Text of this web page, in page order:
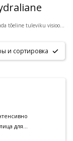
SVR kaubamärgi taga seisva ettevõtte kirg ja missioon on ehitada tõeline tuleviku visiooniga kosmeetikafirma. SVR Laboratories on sõltumatu Prantsuse ettevõte, mis asub Pariisist lõuna pool. SVR on 50 aasta jooksul välja töötanud ja tootnud uuenduslikke nahakosmeetilisi nahahooldustooteid, mida soovitavad tervishoiutöötajad ning mida müüakse apteekides enam kui 50 riigis. SVR on keskmise suurusega ettevõte. Kümme protsenti selle töötajatest töötab uurimis- ja arendustegevuses nahahooldustoodete kujundamisel ja koostamisel. SVR kaubamärgi tooted on koostisosade ja toote koostiste valikul ning kontsentratsioonil tõhusad ja järeleandmatud. SVR tooted läbivad mitmeid kvaliteedikontrolli samme ja on välja töötatud vastavalt väga rangetele tööstusprotsessidele. SVR - 50 aastat uurimistööd, innovatsiooni ja tegevust, olles 100% pühendunud dermatoloogiale.
и сортировка
для
50 мл